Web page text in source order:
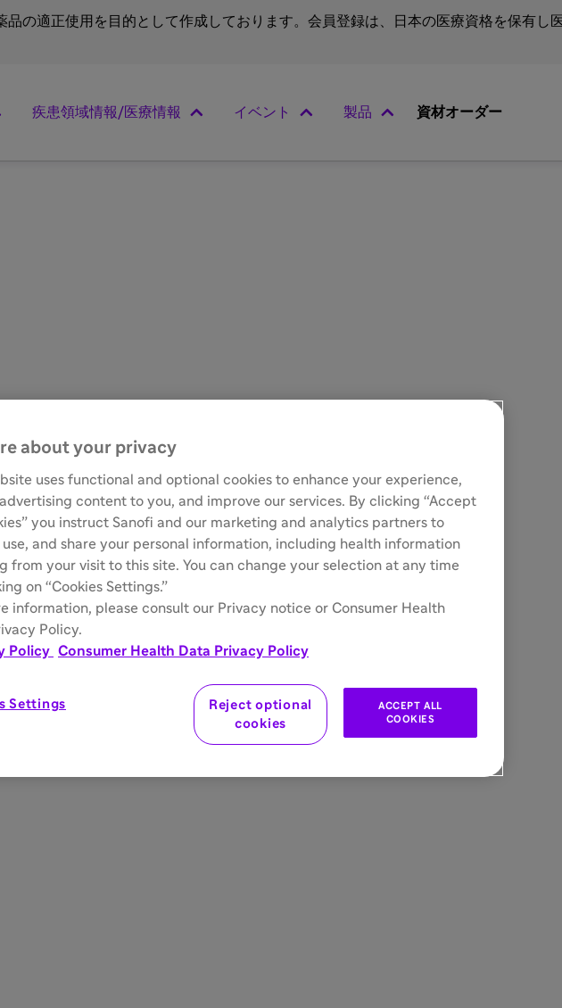
の適正使用を目的として作成しております。会員登録は、日本の医療資格を保有し
疾患領域情報/医療情報 イベント 製品 資材オーダー
about your privacy
uses functional and optional cookies to enhance your experience,
content to you, and improve our services. By clicking “Accept
you instruct Sanofi and our marketing and analytics partners to
and share your personal information, including health information
from your visit to this site. You can change your selection at any time
on “Cookies Settings.”
information, please consult our Privacy notice or Consumer Health
Policy.
Policy Consumer Health Data Privacy Policy
Settings
Reject optional
cookies
ACCEPT ALL
COOKIES